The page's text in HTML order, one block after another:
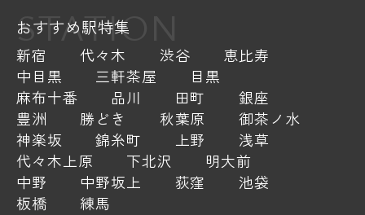
STATION
おすすめ駅特集
新宿 代々木 渋谷
恵比寿
中目黒
三軒茶屋
目黒
麻布十番
品川 田町
銀座
豊洲
勝どき 秋葉原
御茶ノ水
神楽坂
錦糸町 上野
浅草
代々木上原
下北沢
明大前
中野
中野坂上 荻窪
池袋
板橋
練馬